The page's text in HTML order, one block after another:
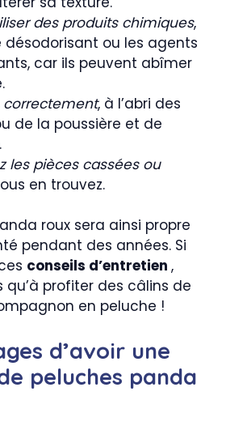
des produits chimiques,
ou les agents
car ils peuvent abîmer
correctement, à l’abri des
de la poussière et de
les pièces cassées ou
en trouvez.
roux sera ainsi propre
pendant des années. Si
conseils d’entretien ,
qu’à profiter des câlins de
en peluche !
d’avoir une
peluches panda